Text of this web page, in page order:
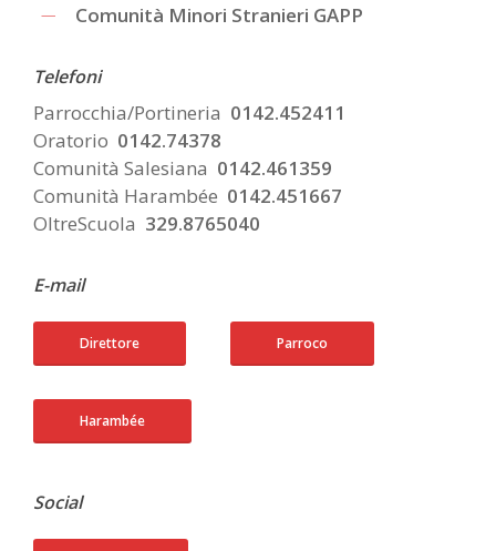
Comunità Minori Stranieri GAPP
Telefoni
Parrocchia/Portineria 0142.452411
Oratorio 0142.74378
Comunità Salesiana 0142.461359
Comunità Harambée 0142.451667
OltreScuola 329.8765040
E-mail
Direttore Parroco
Harambée
Social